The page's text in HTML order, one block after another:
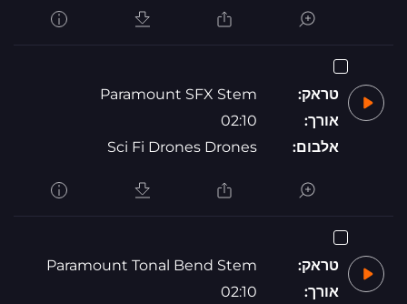
טראק:
Paramount SFX Stem
אורך:
02:10
אלבום:
Sci Fi Drones Drones
טראק:
Paramount Tonal Bend Stem
אורך:
02:10